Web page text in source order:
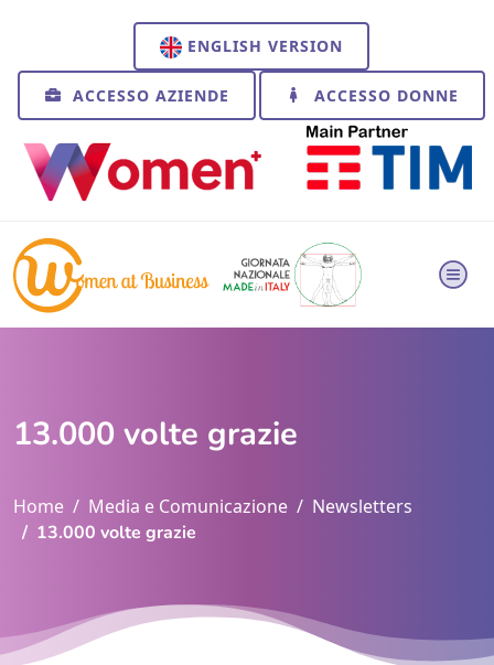
ENGLISH VERSION
ACCESSO AZIENDE ACCESSO DONNE
13.000 volte grazie
Home Media e Comunicazione
Newsletters
13.000 volte grazie